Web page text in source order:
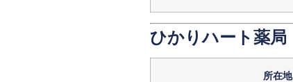
ひかりハート薬局
所在地